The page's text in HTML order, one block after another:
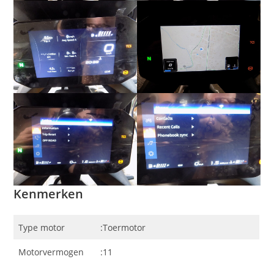
Kenmerken
Type motor :Toermotor
Motorvermogen
:11